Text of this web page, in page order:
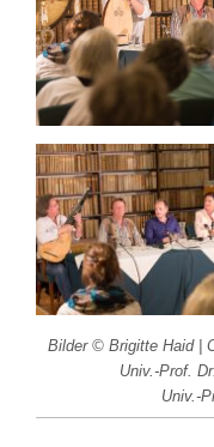
Bilder © Brigitte Haid |
Univ.-Prof.
Univ.-